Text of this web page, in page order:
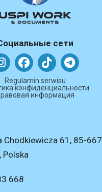
Chodkiewicza 61, 85-667
Polska
668
сети
Regulamin serwisu
конфиденциальности
информация